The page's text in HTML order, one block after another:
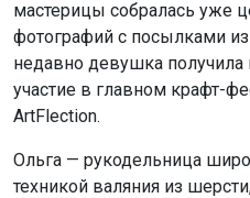
мастерицы собралась уже
фотографий с посылками
недавно девушка получила
участие в главном крафт-
ArtFlection.
Ольга — рукодельница
техникой валяния из